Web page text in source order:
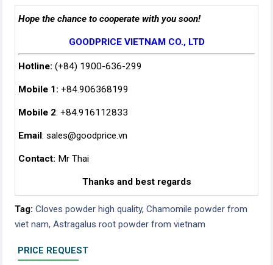
Hope the chance to cooperate with you soon!
GOODPRICE VIETNAM CO., LTD
Hotline: (+84) 1900-636-299
Mobile 1: +84.906368199
Mobile 2: +84.916112833
Email : sales@goodprice.vn
Contact: Mr Thai
Thanks and best regards
Tag: Cloves powder high quality, Chamomile powder from
viet nam, Astragalus root powder from vietnam
PRICE REQUEST